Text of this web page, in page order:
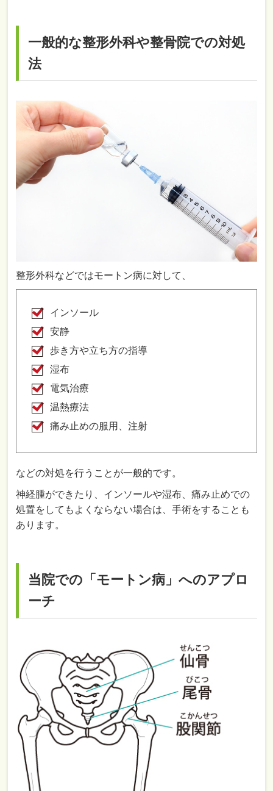
一般的な整形外科や整骨院での対処
法
整形外科などではモートン病に対して、
インソール
安静
歩き方や立ち方の指導
湿布
電気治療
温熱療法
痛み止めの服用、注射
などの対処を行うことが一般的です。
神経腫ができたり、インソールや湿布、痛み止めでの
処置をしてもよくならない場合は、手術をすることも
あります。
当院での「モートン病」へのアプロ
ーチ